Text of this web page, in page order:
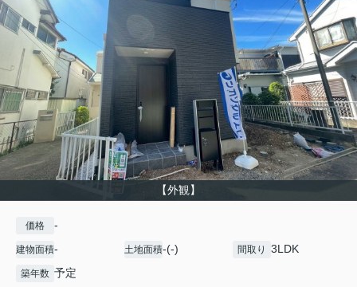
【外観】
価格 -
建物面積- 土地面積-(-) 間取り 3LDK
築年数 予定